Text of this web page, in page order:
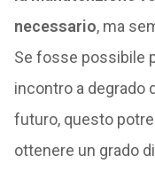
necessario, ma
Se fosse possibile
incontro a degrado
futuro, questo
ottenere un grado